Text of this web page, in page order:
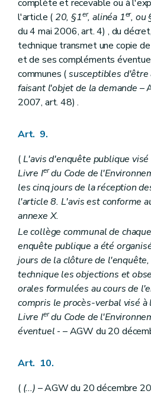
complète et recevable ou à
l'article ( 20, §1er, alinéa 1er, ou
du 4 mai 2006, art. 4) , du
technique transmet une copie
et de ses compléments
communes (susceptibles
faisant l'objet de la demande –
2007, art. 48) .
Art. 9.
(L'avis d'enquête publique
Livre Ierdu Code de
les cinq jours de la réception
l'article 8. L'avis est conforme
annexe X.
Le collège communal de
enquête publique a été
jours de la clôture de
technique les objections et
orales formulées au cours de
compris le procès-verbal visé
Livre Ierdu Code de
éventuel - – AGW du 20
Art. 10.
( (...) – AGW du 20 décembre